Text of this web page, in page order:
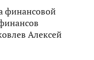
финансовой
Алексей